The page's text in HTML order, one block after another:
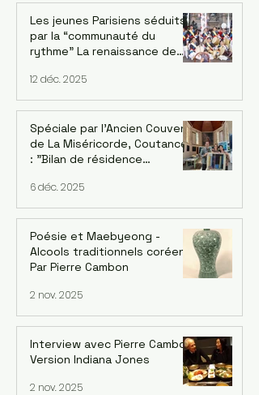
Les jeunes Parisiens séduits
par la “communauté du
rythme” La renaissance de
parisien “DONGNAMPUNG“
12 déc. 2025
Spéciale par l'Ancien Couvent
de La Miséricorde, Coutances
: "Bilan de résidence
l'artiste UI-YEONG PARK. Par
Mija Han Gastebois
6 déc. 2025
Poésie et Maebyeong -
Alcools traditionnels coréens.
Par Pierre Cambon
2 nov. 2025
Interview avec Pierre Cambon,
Version Indiana Jones
2 nov. 2025